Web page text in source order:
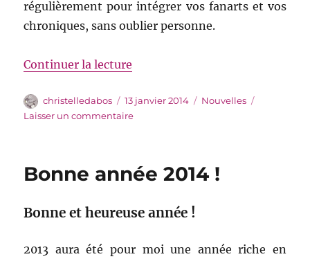
régulièrement pour intégrer vos fanarts et vos
chroniques, sans oublier personne.
Continuer la lecture
Auteur
christelledabos
Publié
le
13 janvier 2014 Catégories
Nouvelles
Laisser un commentairesur
Facebook
Bonne année 2014 !
Bonne et heureuse année !
2013 aura été pour moi une année riche en